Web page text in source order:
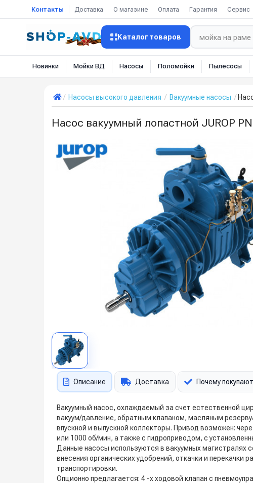
Контакты Доставка О магазине Оплата Гарантия Сервис
Каталог товаров
Новинки Мойки ВД Насосы Поломойки Пылесосы
Насосы высокого давления Вакуумные насосы
Насос вакуумный лопастной JUROP
Описание Доставка Почему
Вакуумный насос, охлаждаемый за счет естественной
вакуум/давление, обратным клапаном, масляным
впускной и выпускной коллекторы. Привод возможен:
или 1000 об/мин, а также с гидроприводом, с
Данные насосы используются в вакуумных магистралях
внесения органических удобрений, откачки и
транспортировки.
Опционно предлагается: 4 -х ходовой клапан с